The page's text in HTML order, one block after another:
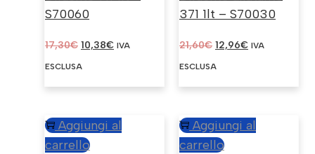
S70060
17,30€ IL
PREZZO
17,30€.
10,38€ IL
10,38€.
IVA
ESCLUSA
371 1lt – S70030
21,60€ IL
PREZZO
21,60€.
12,96€ IL
12,96€.
IVA
ESCLUSA
Aggiungi al
carrello
Aggiungi al
carrello